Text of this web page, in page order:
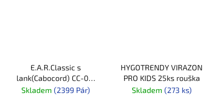
E.A.R.Classic s
lank(Cabocord) CC-01-
000
Skladem (2399 Pár)
HYGOTRENDY VIRAZON
PRO KIDS 25ks rouška
Skladem (273 ks)